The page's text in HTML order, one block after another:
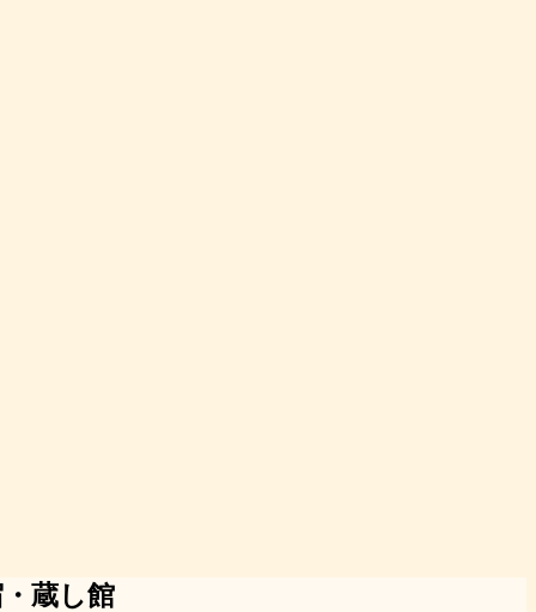
蔵し館